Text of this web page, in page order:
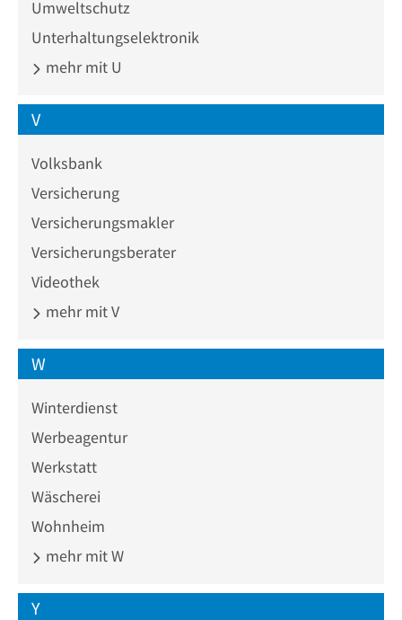
Umweltschutz
Unterhaltungselektronik
mehr mit U
V
Volksbank
Versicherung
Versicherungsmakler
Versicherungsberater
Videothek
mehr mit V
W
Winterdienst
Werbeagentur
Werkstatt
Wäscherei
Wohnheim
mehr mit W
Y